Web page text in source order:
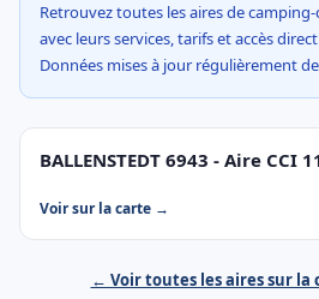
Retrouvez toutes les aires de
avec leurs services, tarifs et accès
Données mises à jour régulièrement
BALLENSTEDT 6943 - Aire CCI
Voir sur la carte →
← Voir toutes les aires sur